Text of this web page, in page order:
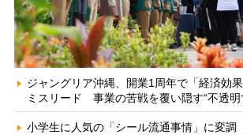
ジャングリア沖縄、開業1周年で「経済効
ミスリード 事業の苦戦を覆い隠す“不透明
小学生に人気の「シール流通事情」に変